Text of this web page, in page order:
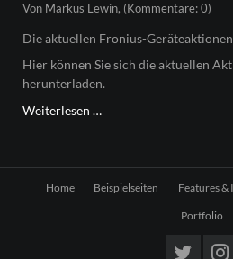
Von Markus Lewin, (Kommentare: 0)
Die aktuellen Fronius-
Hier können Sie sich die aktuellen
herunterladen.
Weiterlesen …
Home Beispielseiten Features &
Portfolio